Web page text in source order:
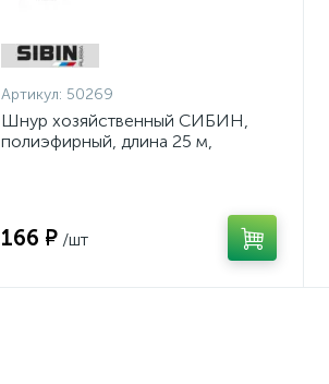
Артикул: 50269
Шнур хозяйственный СИБИН,
полиэфирный, длина 25 м,
166 ₽ /шт